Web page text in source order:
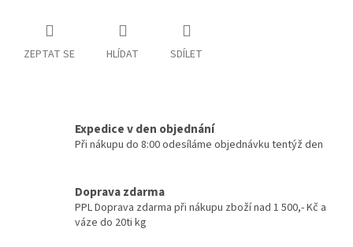
ZEPTAT SE HLÍDAT SDÍLET
Expedice v den objednání
Při nákupu do 8:00 odesíláme objednávku tentýž den
Doprava zdarma
PPL Doprava zdarma při nákupu zboží nad 1 500,- Kč a
váze do 20ti kg